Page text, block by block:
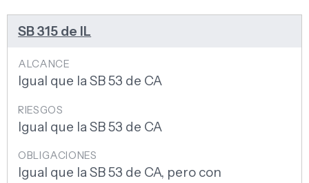
SB 315 de IL
Igual que la SB 53 de CA
Igual que la SB 53 de CA
Igual que la SB 53 de CA, pero con